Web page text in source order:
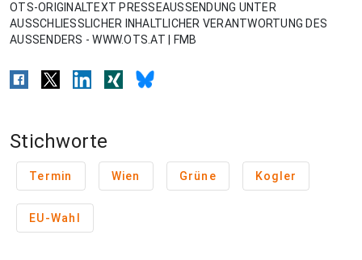
OTS-ORIGINALTEXT PRESSEAUSSENDUNG UNTER
AUSSCHLIESSLICHER INHALTLICHER VERANTWORTUNG DES
AUSSENDERS - WWW.OTS.AT | FMB
Stichworte
Termin Wien Grüne Kogler
EU-Wahl